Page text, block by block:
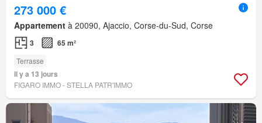
273 000 €
Appartement à 20090, Ajaccio, Corse-du-Sud, Corse
3 65 m²
Terrasse
Il y a 13 jours
FIGARO IMMO - STELLA PATR'IMMO